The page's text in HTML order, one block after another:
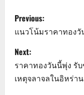
P
o
s
t
Previous:
แนวโน้มราคาทองวั
Next:
ราคาทองวันนี้พุ่ง รั
เหตุจลาจลในอิหร่าน